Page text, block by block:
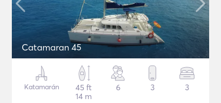
Catamaran 45
Katamarán
45 ft
14 m
6 3 3